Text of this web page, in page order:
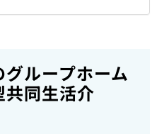
ループホーム
共同生活介